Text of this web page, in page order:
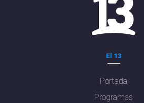
El 13
Portada
Programas